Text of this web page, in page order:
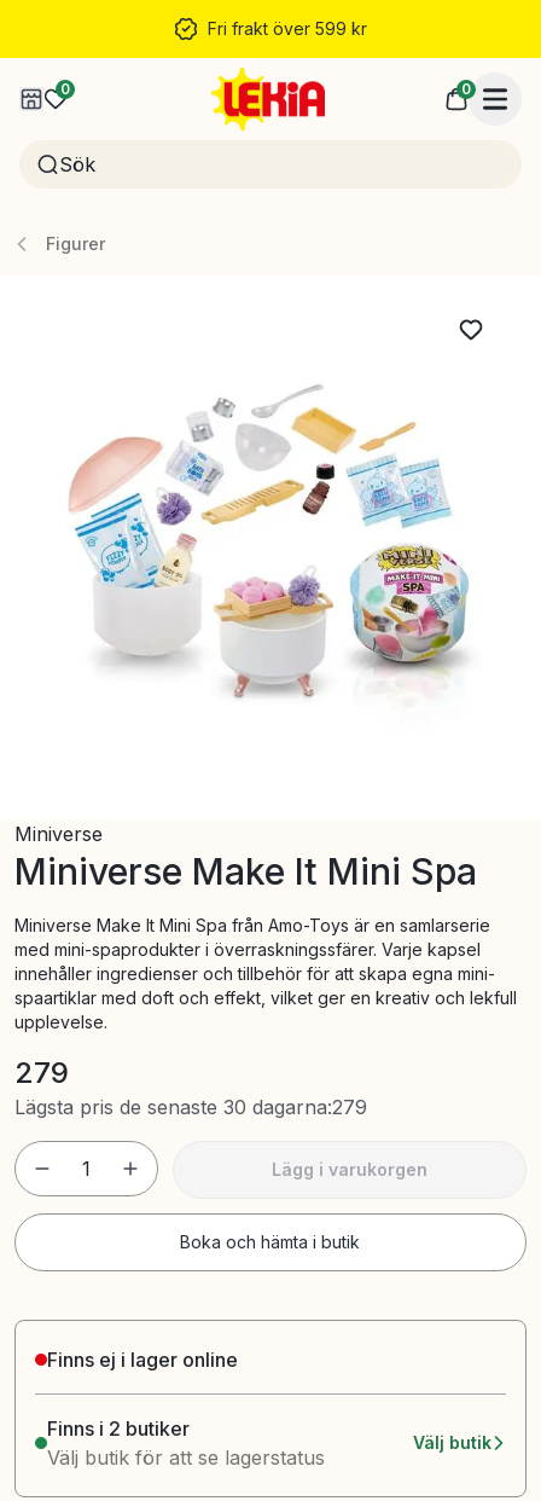
Fri frakt över 599 kr
0 0
Figurer
Miniverse
Miniverse Make It Mini Spa
Miniverse Make It Mini Spa från Amo-Toys är en samlarserie
med mini-spaprodukter i överraskningssfärer. Varje kapsel
innehåller ingredienser och tillbehör för att skapa egna mini-
spaartiklar med doft och effekt, vilket ger en kreativ och lekfull
upplevelse.
279
Lägsta pris de senaste 30 dagarna:279
1 Lägg i varukorgen
Boka och hämta i butik
Finns ej i lager online
Finns i 2 butiker
Välj butik för att se lagerstatus
Välj butik